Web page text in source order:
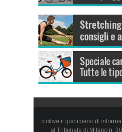
bicilive.it quotidiano di
al Tribunale di Milano n.